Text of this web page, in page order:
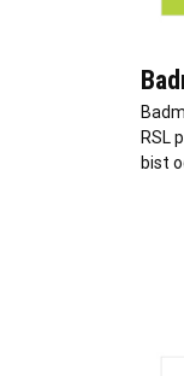
RSL
bist